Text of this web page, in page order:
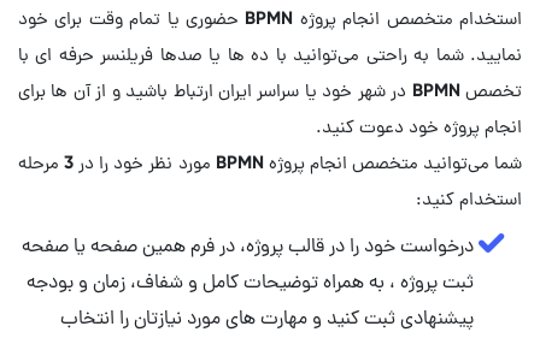
استخدام متخصص انجام پروژه BPMN حضوری یا تمام وقت برای خود
نمایید. شما به راحتی می‌توانید با ده ها یا صدها فریلنسر حرفه ای با
تخصص BPMN در شهر خود یا سراسر ایران ارتباط باشید و از آن ها برای
شما می‌توانید متخصص انجام پروژه BPMN مورد نظر خود را در 3 مرحله
استخدام کنید:
درخواست خود را در قالب پروژه، در فرم همین صفحه یا صفحه
ثبت پروژه ، به همراه توضیحات کامل و شفاف، زمان و بودجه
پیشنهادی ثبت کنید و مهارت‌ های مورد نیازتان را انتخاب